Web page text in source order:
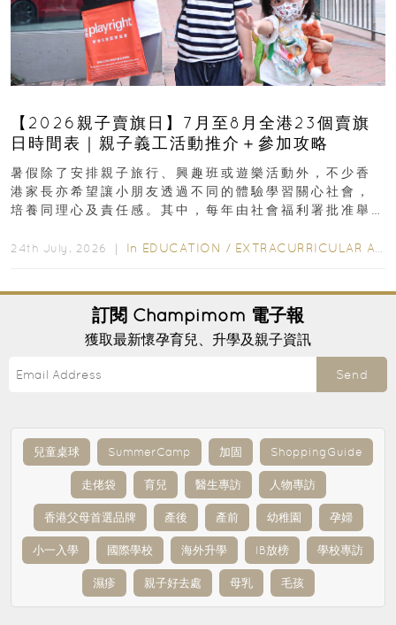
【2026親子賣旗日】7月至8月全港23個賣旗
日時間表｜親子義工活動推介＋參加攻略
暑假除了安排親子旅行、興趣班或遊樂活動外，不少香
港家長亦希望讓小朋友透過不同的體驗學習關心社會，
培養同理心及責任感。其中，每年由社會福利署批准舉
24th July, 2026 ｜ In EDUCATION / EXTRACURRICULAR ACTIVITIES
訂閱 Champimom 電子報
獲取最新懷孕育兒、升學及親子資訊
Send
兒童桌球 SummerCamp 加固 ShoppingGuide
走佬袋 育兒 醫生專訪 人物專訪
香港父母首選品牌 產後 產前 幼稚園 孕婦
小一入學 國際學校 海外升學 IB放榜 學校專訪
濕疹 親子好去處 母乳 毛孩